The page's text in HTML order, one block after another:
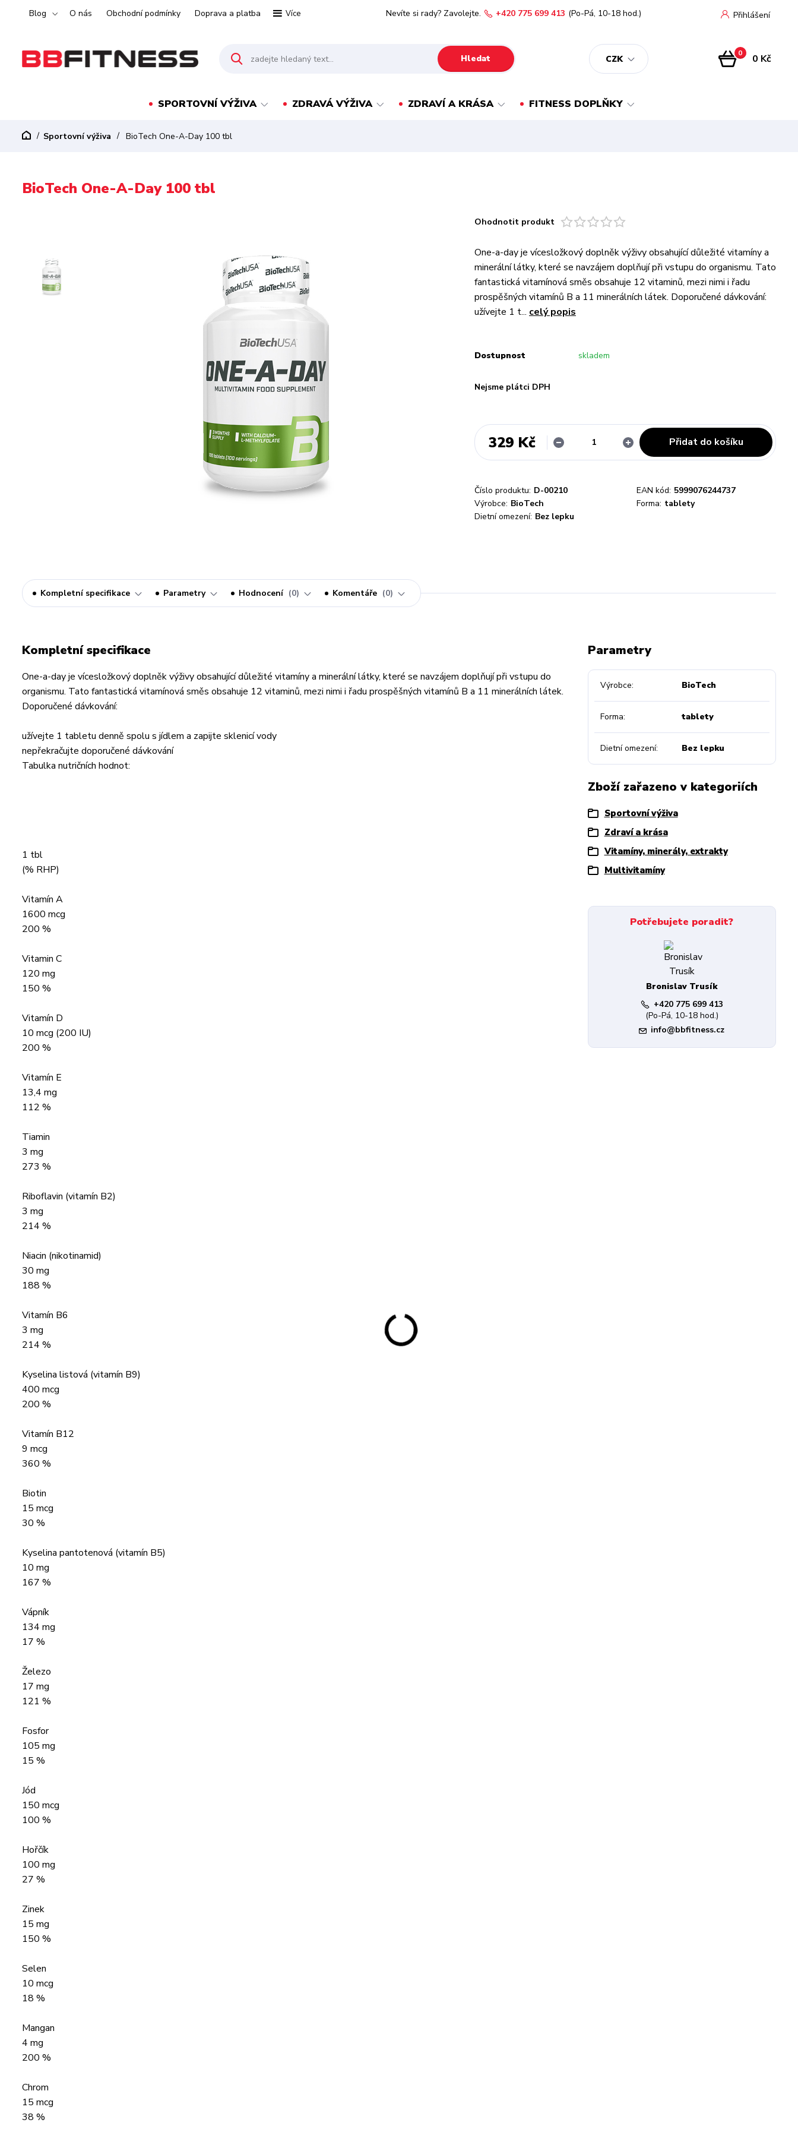
Blog O nás Obchodní podmínky Doprava a platba Více
CZK
Přihlášení
Hledat
Nevíte si rady? Zavolejte. +420 775 699 413 (Po-Pá, 10-18 hod.)
0 0 Kč
SPORTOVNÍ VÝŽIVA ZDRAVÁ VÝŽIVA ZDRAVÍ A KRÁSA FITNESS DOPLŇKY
Sportovní výživa BioTech One-A-Day 100 tbl
BioTech One-A-Day 100 tbl
Ohodnotit produkt
One-a-day je vícesložkový doplněk výživy obsahující důležité vitamíny a
minerální látky, které se navzájem doplňují při vstupu do organismu. Tato
fantastická vitamínová směs obsahuje 12 vitaminů, mezi nimi i řadu
prospěšných vitamínů B a 11 minerálních látek. Doporučené dávkování:
užívejte 1 t... celý popis
Dostupnost skladem
Nejsme plátci DPH
329 Kč Přidat do košíku
Číslo produktu: D-00210 EAN kód: 5999076244737
Výrobce: BioTech Forma: tablety
Dietní omezení: Bez lepku
Kompletní specifikace Parametry Hodnocení 0 Komentáře 0
Kompletní specifikace
One-a-day je vícesložkový doplněk výživy obsahující důležité vitamíny a minerální látky, které se navzájem doplňují při vstupu do
organismu. Tato fantastická vitamínová směs obsahuje 12 vitaminů, mezi nimi i řadu prospěšných vitamínů B a 11 minerálních látek.
Doporučené dávkování:
užívejte 1 tabletu denně spolu s jídlem a zapijte sklenicí vody
nepřekračujte doporučené dávkování
Tabulka nutričních hodnot:
1 tbl
(% RHP)
Vitamín A
1600 mcg
200 %
Vitamin C
120 mg
150 %
Vitamín D
10 mcg (200 IU)
200 %
Vitamín E
13,4 mg
112 %
Tiamin
3 mg
273 %
Riboflavin (vitamín B2)
3 mg
214 %
Niacin (nikotinamid)
30 mg
188 %
Vitamín B6
3 mg
214 %
Kyselina listová (vitamín B9)
400 mcg
200 %
Vitamín B12
9 mcg
360 %
Biotin
15 mcg
30 %
Kyselina pantotenová (vitamín B5)
10 mg
167 %
Vápník
134 mg
17 %
Železo
17 mg
121 %
Fosfor
105 mg
15 %
Jód
150 mcg
100 %
Hořčík
100 mg
27 %
Zinek
15 mg
150 %
Selen
10 mcg
18 %
Mangan
4 mg
200 %
Chrom
15 mcg
38 %
Parametry
Výrobce BioTech
Forma tablety
Dietní omezení Bez lepku
Zboží zařazeno v kategoriích
Sportovní výživa
Zdraví a krása
Vitamíny, minerály, extrakty
Multivitamíny
Potřebujete poradit?
Bronislav Trusík
+420 775 699 413
(Po-Pá, 10-18 hod.)
info@bbfitness.cz